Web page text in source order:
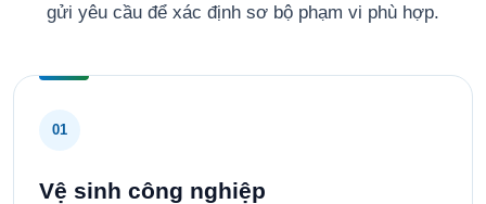
gửi yêu cầu để xác định sơ bộ phạm vi phù hợp.
01
Vệ sinh công nghiệp